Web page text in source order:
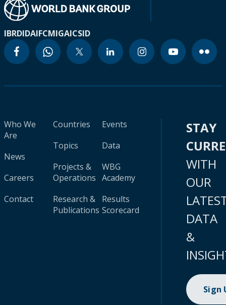
IBRDIDAIFCMIGAICSID
Who We
Are
News
Careers
Contact
Countries
Topics
Projects &
Operations
Research &
Publications
Events
Data
WBG
Academy
Results
Scorecard
STAY
WITH
OUR
DATA
&
Sign